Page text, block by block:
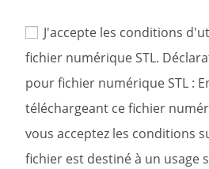
J'accepte les conditions
fichier numérique STL.
pour fichier numérique STL :
téléchargeant ce fichier
vous acceptez les conditions
fichier est destiné à un usage